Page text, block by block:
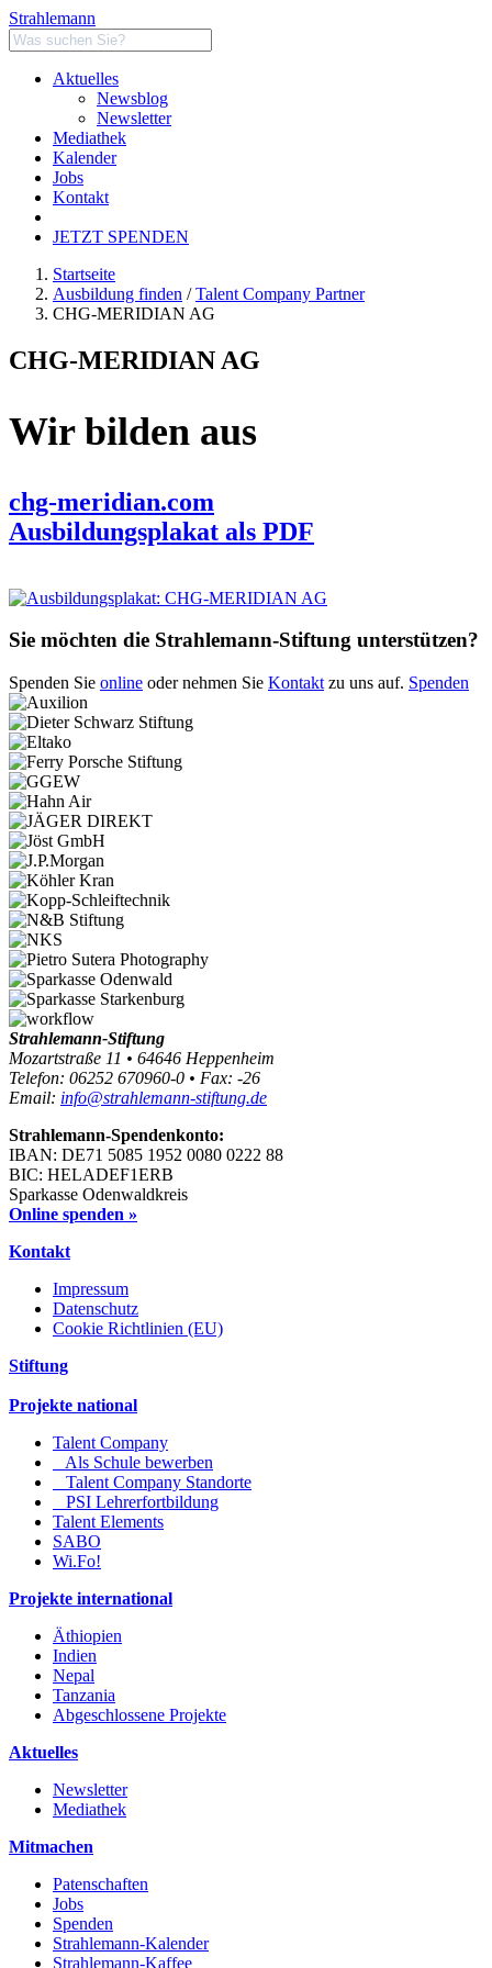
Strahlemann
Aktuelles
Newsblog
Newsletter
Mediathek
Kalender
Jobs
Kontakt
JETZT SPENDEN
Startseite
Ausbildung finden /Talent Company Partner
CHG-MERIDIAN AG
CHG-MERIDIAN AG
Wir bilden aus
chg-meridian.com
Ausbildungsplakat als PDF
Sie möchten die Strahlemann-Stiftung unterstützen?
Spenden Sie online oder nehmen Sie Kontakt zu uns auf. Spenden
Strahlemann-Stiftung
Mozartstraße 11 • 64646 Heppenheim
Telefon: 06252 670960-0 • Fax: -26
Email: info@strahlemann-stiftung.de
Strahlemann-Spendenkonto:
IBAN: DE71 5085 1952 0080 0222 88
BIC: HELADEF1ERB
Sparkasse Odenwaldkreis
Online spenden »
Kontakt
Impressum
Datenschutz
Cookie Richtlinien (EU)
Stiftung
Projekte national
Talent Company
Als Schule bewerben
Talent Company Standorte
PSI Lehrerfortbildung
Talent Elements
SABO
Wi.Fo!
Projekte international
Äthiopien
Indien
Nepal
Tanzania
Abgeschlossene Projekte
Aktuelles
Newsletter
Mediathek
Mitmachen
Patenschaften
Jobs
Spenden
Strahlemann-Kalender
Strahlemann-Kaffee